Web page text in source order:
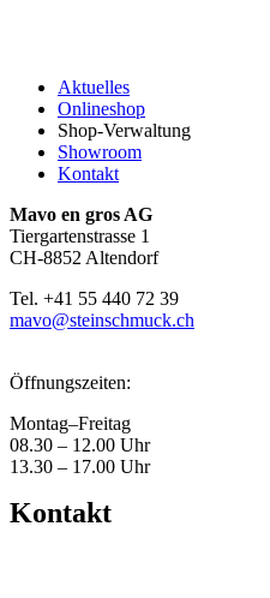
Aktuelles
Onlineshop
Shop-Verwaltung
Showroom
Kontakt
Mavo en gros AG
Tiergartenstrasse 1
CH-8852 Altendorf
Tel. +41 55 440 72 39
mavo@steinschmuck.ch
Öffnungszeiten:
Montag–Freitag
08.30 – 12.00 Uhr
13.30 – 17.00 Uhr
Kontakt